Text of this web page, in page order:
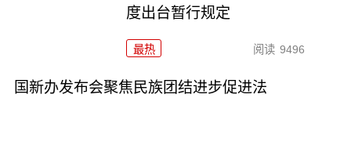
度出台暂行规定
最热 阅读 9496
国新办发布会聚焦民族团结进步促进法